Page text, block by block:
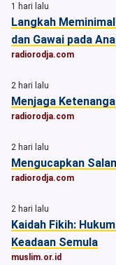
1 hari lalu
Langkah
dan Gawai pada
radiorodja.com
2 hari lalu
Menjaga
radiorodja.com
2 hari lalu
Mengucapkan
radiorodja.com
2 hari lalu
Kaidah Fikih:
Keadaan Semula
muslim.or.id